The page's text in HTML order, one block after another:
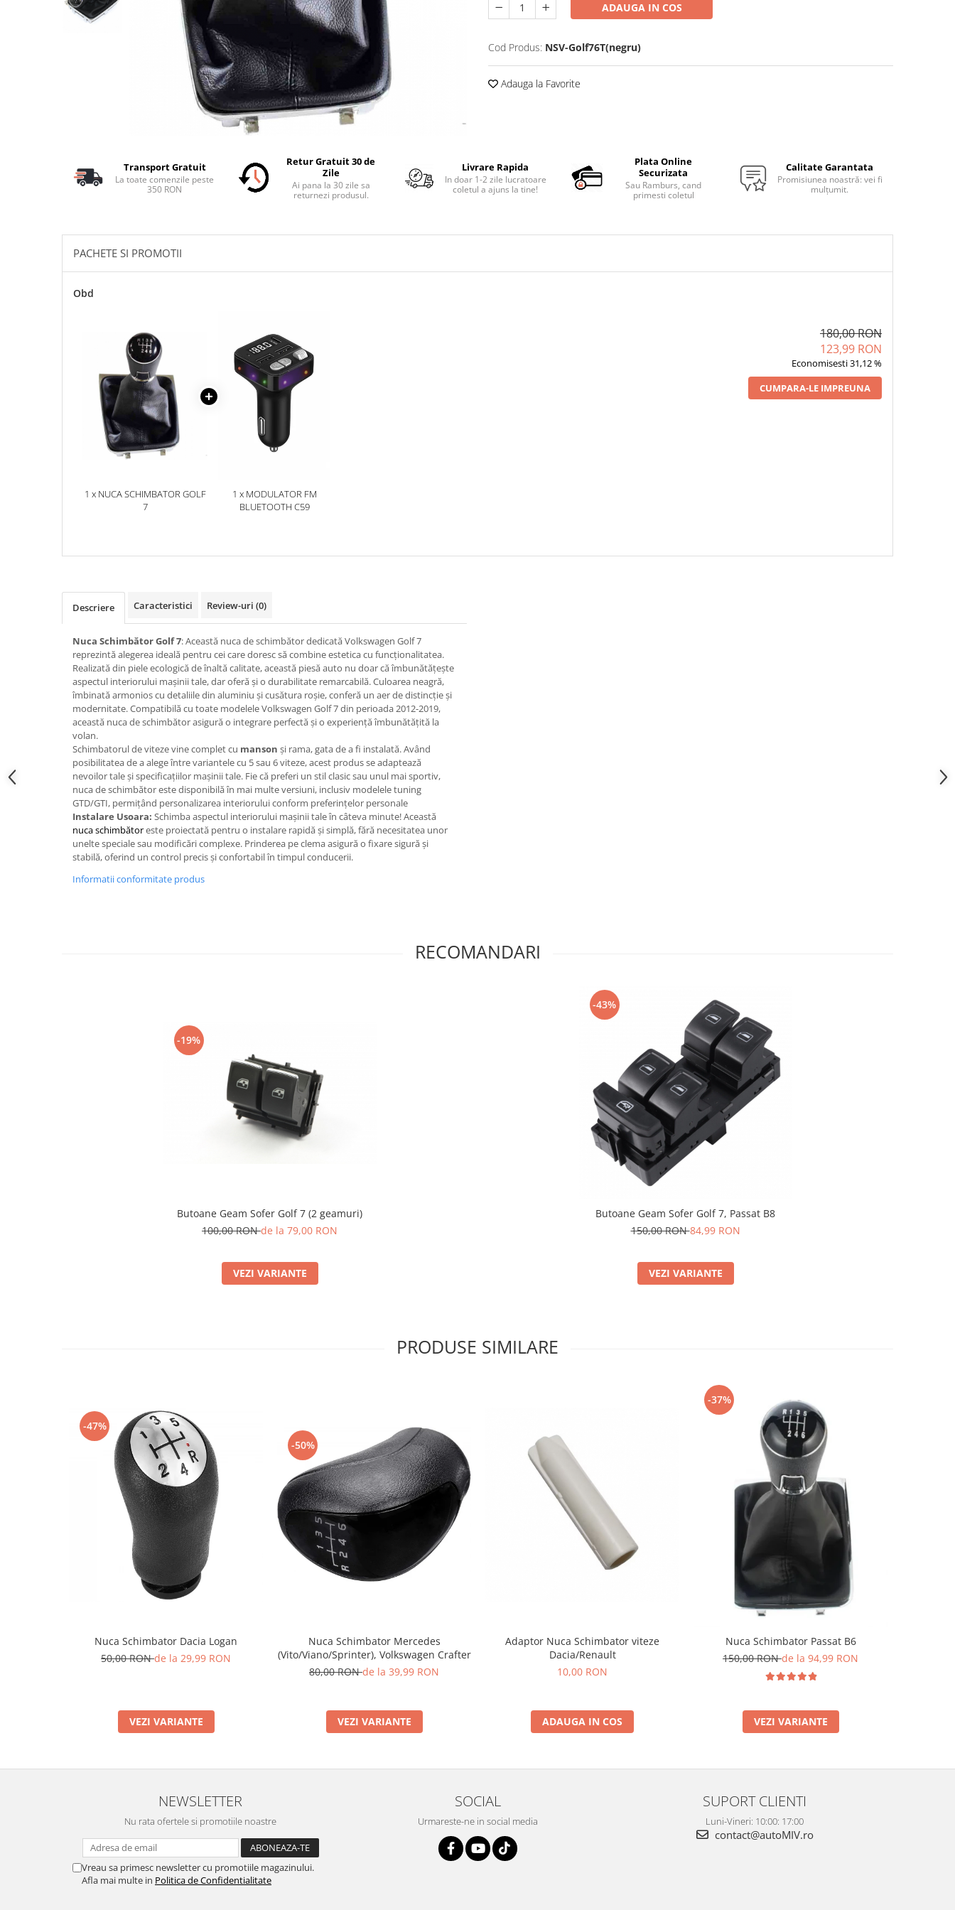
Schimbatoare Viteze
Huse Scaune Auto
Accesorii pentru Roti si Anvelope
Organizatoare Auto
Becuri Auto
Piese Caroserie
Pompa Spalator Parbriz
Accesorii Camioane
Lampi si Proiectoare Camion
Marcaje si Echipamente de
Accesorii Cabina Camion
Echipamente Electrice si
Echipamente ADR si Utilitare
Uleiuri si Lichide Auto
Aditivi Combustibil
ADAUGA IN COS
Cod Produs: NSV-Golf76T(negru)
Adauga la Favorite
Transport Gratuit
La toate comenzile peste
350 RON
Retur Gratuit 30 de
Zile
Ai pana la 30 zile sa
returnezi produsul.
Livrare Rapida
In doar 1-2 zile lucratoare
coletul a ajuns la tine!
Plata Online
Securizata
Sau Ramburs, cand
primesti coletul
Calitate Garantata
Promisiunea noastră: vei fi
mulțumit.
PACHETE SI PROMOTII
Obd
1 x NUCA SCHIMBATOR GOLF
7
1 x MODULATOR FM
BLUETOOTH C59
180,00 RON
123,99 RON
Economisesti 31,12 %
CUMPARA-LE IMPREUNA
Descriere Caracteristici Review-uri (0)
Nuca Schimbător Golf 7: Această nuca de schimbător dedicată Volkswagen Golf 7
reprezintă alegerea ideală pentru cei care doresc să combine estetica cu funcționalitatea.
Realizată din piele ecologică de înaltă calitate, această piesă auto nu doar că îmbunătățește
aspectul interiorului mașinii tale, dar oferă și o durabilitate remarcabilă. Culoarea neagră,
îmbinată armonios cu detaliile din aluminiu și cusătura roșie, conferă un aer de distincție și
modernitate. Compatibilă cu toate modelele Volkswagen Golf 7 din perioada 2012-2019,
această nuca de schimbător asigură o integrare perfectă și o experiență îmbunătățită la
volan.
Schimbatorul de viteze vine complet cu manson și rama, gata de a fi instalată. Având
posibilitatea de a alege între variantele cu 5 sau 6 viteze, acest produs se adaptează
nevoilor tale și specificațiilor mașinii tale. Fie că preferi un stil clasic sau unul mai sportiv,
nuca de schimbător este disponibilă în mai multe versiuni, inclusiv modelele tuning
GTD/GTI, permițând personalizarea interiorului conform preferințelor personale
Instalare Usoara: Schimba aspectul interiorului mașinii tale în câteva minute! Această
nuca schimbătoreste proiectată pentru o instalare rapidă și simplă, fără necesitatea unor
unelte speciale sau modificări complexe. Prinderea pe clema asigură o fixare sigură și
stabilă, oferind un control precis și confortabil în timpul conducerii.
Informatii conformitate produs
RECOMANDARI
-19%
Butoane Geam Sofer Golf 7 (2 geamuri)
100,00 RONde la 79,00 RON
VEZI VARIANTE
-43%
Butoane Geam Sofer Golf 7, Passat B8
150,00 RON84,99 RON
VEZI VARIANTE
PRODUSE SIMILARE
-47%
Nuca Schimbator Dacia Logan
50,00 RONde la 29,99 RON
VEZI VARIANTE
-50%
Nuca Schimbator Mercedes
(Vito/Viano/Sprinter), Volkswagen Crafter
80,00 RONde la 39,99 RON
VEZI VARIANTE
Adaptor Nuca Schimbator viteze
Dacia/Renault
10,00 RON
ADAUGA IN COS
-37%
Nuca Schimbator Passat B6
150,00 RONde la 94,99 RON
VEZI VARIANTE
NEWSLETTER
Nu rata ofertele si promotiile noastre
Vreau sa primesc newsletter cu promotiile magazinului.
Afla mai multe in Politica de Confidentialitate
SOCIAL
Urmareste-ne in social media
SUPORT CLIENTI
Luni-Vineri: 10:00: 17:00
contact@autoMIV.ro